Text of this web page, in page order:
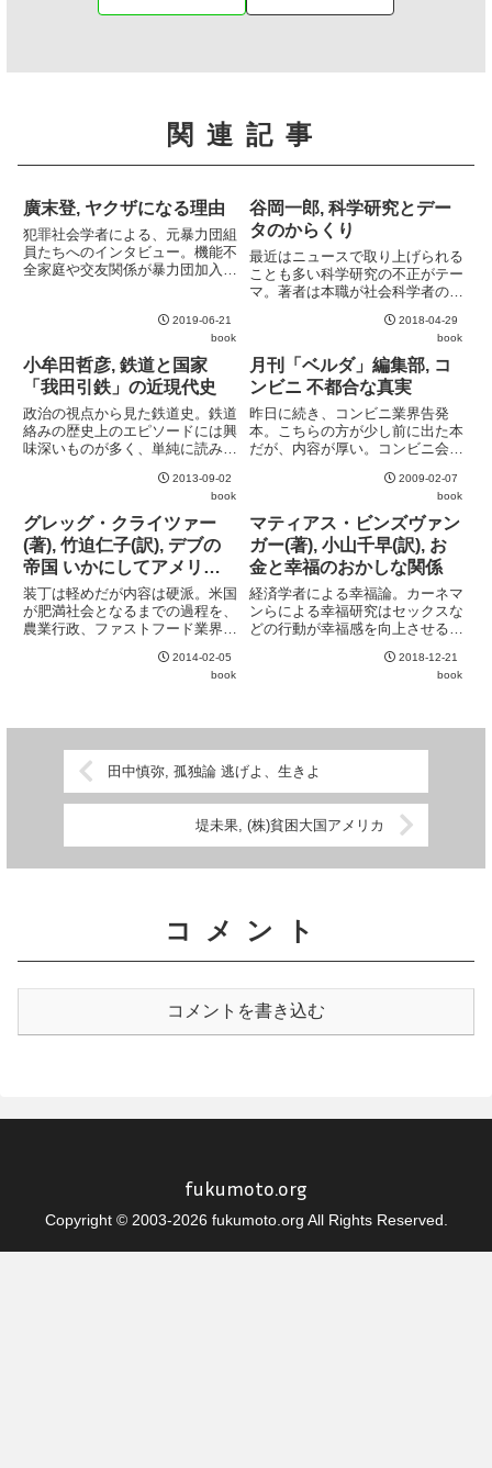
関連記事
廣末登, ヤクザになる理由
犯罪社会学者による、元暴力団組
員たちへのインタビュー。機能不
全家庭や交友関係が暴力団加入に
に見える点や環境とその他の要因
(遺伝等) が切り分けられていない
点は気になるが、インタビ...
2019-06-21
book
谷岡一郎, 科学研究とデー
タのからくり
最近はニュースで取り上げられる
ことも多い科学研究の不正がテー
マ。著者は本職が社会科学者のた
ても端切れが悪くなってしまう。
いくら話題になったとはいえ、無
理にSTAP細胞の話題を取り上げ
ずとも、本業の社会科学の不正...
2018-04-29
book
小牟田哲彦, 鉄道と国家
「我田引鉄」の近現代史
政治の視点から見た鉄道史。鉄道
絡みの歴史上のエピソードには興
味深いものが多く、単純に読み物
れた証拠から関係者の思惑を読み
解き、と文句なし。ただし最終章
の "海外への日本鉄道進出" は唐
突に外交に関する私見が始ま...
2013-09-02
book
月刊「ベルダ」編集部, コ
ンビニ 不都合な真実
昨日に続き、コンビニ業界告発
本。こちらの方が少し前に出た本
だが、内容が厚い。コンビニ会計
裁判の流れや一部オーナーの反乱
の様子もよく取材されているの
で、よりコンビニ業界が掴みやす
い。
2009-02-07
book
グレッグ・クライツァー
(著), 竹迫仁子(訳), デブの
帝国 いかにしてアメリカ
は肥満大国となったのか
装丁は軽めだが内容は硬派。米国
が肥満社会となるまでの過程を、
農業行政、ファストフード業界、
ら丹念に追いかけていく。現状に
至った要因は単一のものではな
2014-02-05
book
マティアス・ビンズヴァン
ガー(著), 小山千早(訳), お
金と幸福のおかしな関係
経済学者による幸福論。カーネマ
ンらによる幸福研究はセックスな
どの行動が幸福感を向上させるこ
ラワーやオズワルドの調査では収
入とセックスの頻度には関係がな
2018-12-21
book
田中慎弥, 孤独論 逃げよ、生きよ
堤未果, (株)貧困大国アメリカ
コメント
コメントを書き込む
fukumoto.org
Copyright © 2003-2026 fukumoto.org All Rights Reserved.